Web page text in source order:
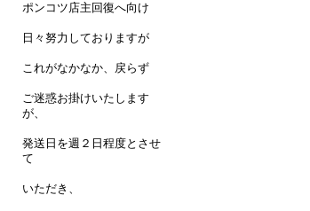
ポンコツ店主回復へ向け
日々努力しておりますが
これがなかなか、戻らず
ご迷惑お掛けいたします
が、
発送日を週２日程度とさせ
て
いただき、